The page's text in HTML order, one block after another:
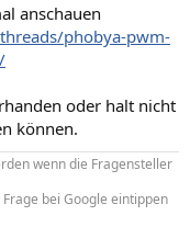
anschauen
phobya-pwm-
oder halt nicht
können.
wenn die Fragensteller
bei Google eintippen